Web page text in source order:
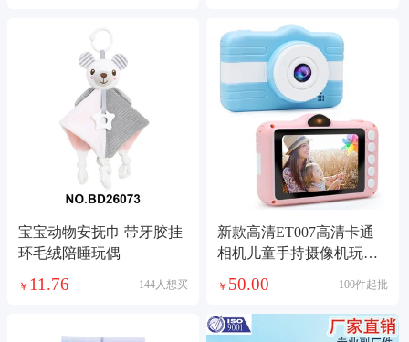
宝宝动物安抚巾 带牙胶挂
环毛绒陪睡玩偶
￥ 11.76 144人想买
新款高清ET007高清卡通
相机儿童手持摄像机玩具
￥ 50.00 100件起批